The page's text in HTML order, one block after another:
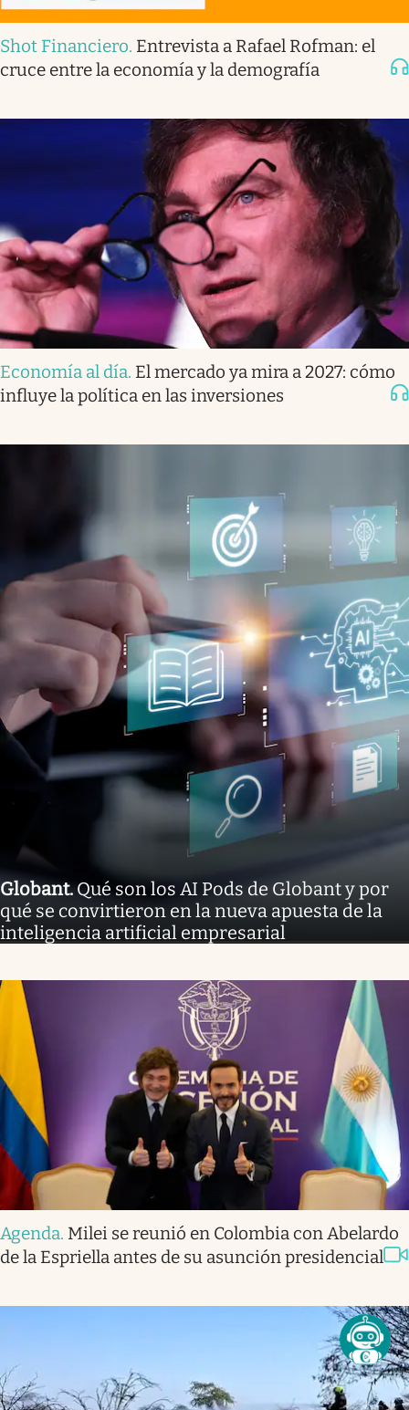
Shot Financiero. Entrevista a Rafael Rofman: el
cruce entre la economía y la demografía
Economía al día. El mercado ya mira a 2027: cómo
influye la política en las inversiones
Globant.Qué son los AI Pods de Globant y por
qué se convirtieron en la nueva apuesta de la
inteligencia artificial empresarial
Agenda. Milei se reunió en Colombia con Abelardo
de la Espriella antes de su asunción presidencial